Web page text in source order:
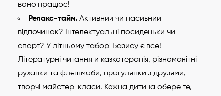
воно працює!
Релакс-тайм. Активний чи пасивний
відпочинок? Інтелектуальні посиденьки чи
спорт? У літньому таборі Базису є все!
Літературні читання й казкотерапія, різноманітні
руханки та флешмоби, прогулянки з друзями,
творчі майстер-класи. Кожна дитина обере те,